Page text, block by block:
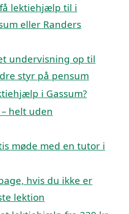
lektiehjælp til i
eller Randers
undervisning op til
styr på pensum
i Gassum?
helt uden
møde med en tutor i
hvis du ikke er
lektion